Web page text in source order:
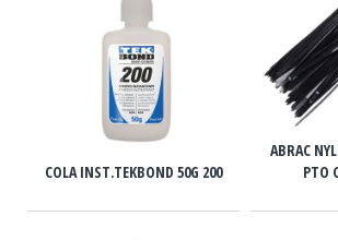
COLA INST.TEKBOND 50G 200
ABRAC
PTO